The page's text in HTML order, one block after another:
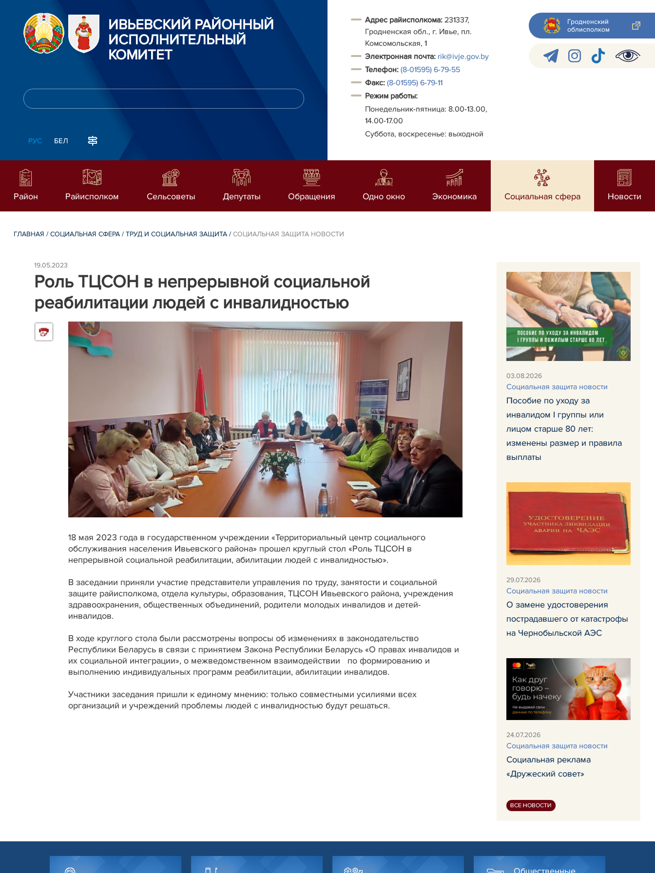
ИВЬЕВСКИЙ РАЙОННЫЙ
ИСПОЛНИТЕЛЬНЫЙ
КОМИТЕТ
РУС БЕЛ
Адрес райисполкома: 231337,
Гродненская обл., г. Ивье, пл.
Комсомольская, 1
Электронная почта: rik@ivje.gov.by
Телефон: (8-01595) 6-79-55
Факс: (8-01595) 6-79-11
Режим работы:
Понедельник-пятница: 8.00-13.00,
14.00-17.00
Суббота, воскресенье: выходной
Гродненский
облисполком
Район Райисполком Сельсоветы Депутаты Обращения Одно окно Экономика Социальная сфера Новости
ГЛАВНАЯ /СОЦИАЛЬНАЯ СФЕРА /ТРУД И СОЦИАЛЬНАЯ ЗАЩИТА /СОЦИАЛЬНАЯ ЗАЩИТА НОВОСТИ
19.05.2023
Роль ТЦСОН в непрерывной социальной
реабилитации людей с инвалидностью
18 мая 2023 года в государственном учреждении «Территориальный центр социального
обслуживания населения Ивьевского района» прошел круглый стол «Роль ТЦСОН в
непрерывной социальной реабилитации, абилитации людей с инвалидностью».
В заседании приняли участие представители управления по труду, занятости и социальной
защите райисполкома, отдела культуры, образования, ТЦСОН Ивьевского района, учреждения
здравоохранения, общественных объединений, родители молодых инвалидов и детей-
инвалидов.
В ходе круглого стола были рассмотрены вопросы об изменениях в законодательство
Республики Беларусь в связи с принятием Закона Республики Беларусь «О правах инвалидов и
их социальной интеграции», о межведомственном взаимодействии по формированию и
выполнению индивидуальных программ реабилитации, абилитации инвалидов.
Участники заседания пришли к единому мнению: только совместными усилиями всех
организаций и учреждений проблемы людей с инвалидностью будут решаться.
03.08.2026
Социальная защита новости
Пособие по уходу за
инвалидом I группы или
лицом старше 80 лет:
изменены размер и правила
выплаты
29.07.2026
Социальная защита новости
О замене удостоверения
пострадавшего от катастрофы
на Чернобыльской АЭС
24.07.2026
Социальная защита новости
Социальная реклама
«Дружеский совет»
ВСЕ НОВОСТИ